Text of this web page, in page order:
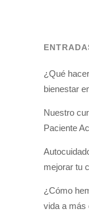
¿Qué
bienestar
Nuestro
Paciente
mejorar tu
¿Cómo
vida a más